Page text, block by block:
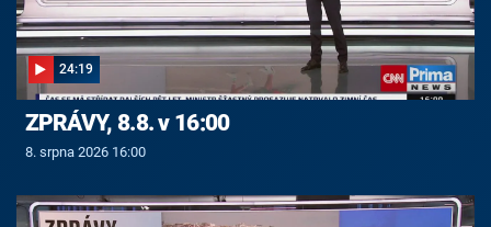
24:19
ZPRÁVY, 8.8. v 16:00
8. srpna 2026 16:00